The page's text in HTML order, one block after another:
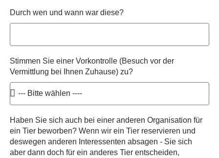
Durch wen und wann war diese?
Stimmen Sie einer Vorkontrolle (Besuch vor der
Vermittlung bei Ihnen Zuhause) zu?
Haben Sie sich auch bei einer anderen Organisation für
ein Tier beworben? Wenn wir ein Tier reservieren und
deswegen anderen Interessenten absagen - Sie sich
aber dann doch für ein anderes Tier entscheiden,